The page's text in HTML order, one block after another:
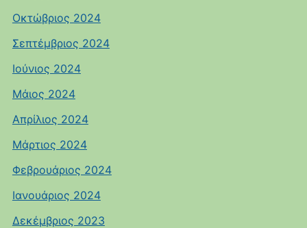
Οκτώβριος 2024
Σεπτέμβριος 2024
Ιούνιος 2024
Μάιος 2024
Απρίλιος 2024
Μάρτιος 2024
Φεβρουάριος 2024
Ιανουάριος 2024
Δεκέμβριος 2023